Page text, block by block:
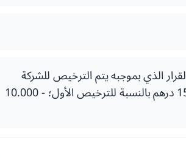
الذي بموجبه يتم الترخيص للشركة
المعنية بمزاولة مهنة وكيل بحري مؤتمن على السفن بما قدره: - 15.000 درهم بالنسبة للترخيص الأول؛ - 10.000